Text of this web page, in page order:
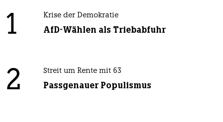
1 Krise der Demokratie
AfD-Wählen als Triebabfuhr
2 Streit um Rente mit 63
Passgenauer Populismus